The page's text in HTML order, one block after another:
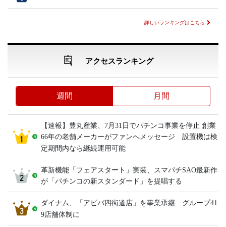
詳しいランキングはこちら
アクセスランキング
週間 月間
【速報】豊丸産業、7月31日でパチンコ事業を停止 創業
66年の老舗メーカーがファンへメッセージ 設置機は検
定期間内なら継続運用可能
革新機能「フェアスタート」実装、スマパチSAO最新作
が「パチンコの新スタンダード」を提唱する
ダイナム、「アビバ四街道店」を事業承継 グループ41
9店舗体制に